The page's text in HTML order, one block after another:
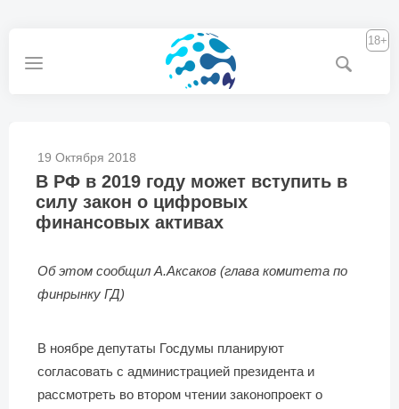
18+
19 Октября 2018
В РФ в 2019 году может вступить в
силу закон о цифровых
финансовых активах
Об этом сообщил А.Аксаков (глава комитета по
финрынку ГД)
В ноябре депутаты Госдумы планируют
согласовать с администрацией президента и
рассмотреть во втором чтении законопроект о